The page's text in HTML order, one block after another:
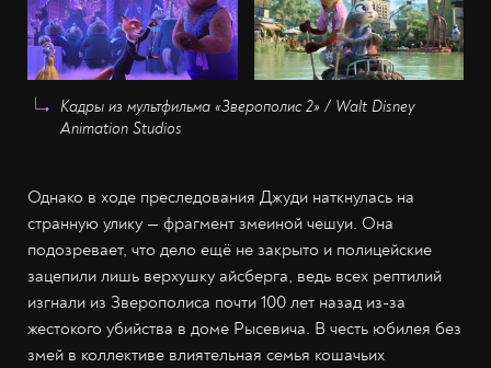
Кадры из мультфильма «Зверополис 2» / Walt Disney
Animation Studios
Однако в ходе преследования Джуди наткнулась на
странную улику — фрагмент змеиной чешуи. Она
подозревает, что дело ещё не закрыто и полицейские
зацепили лишь верхушку айсберга, ведь всех рептилий
изгнали из Зверополиса почти 100 лет назад из-за
жестокого убийства в доме Рысевича. В честь юбилея без
змей в коллективе влиятельная семья кошачьих